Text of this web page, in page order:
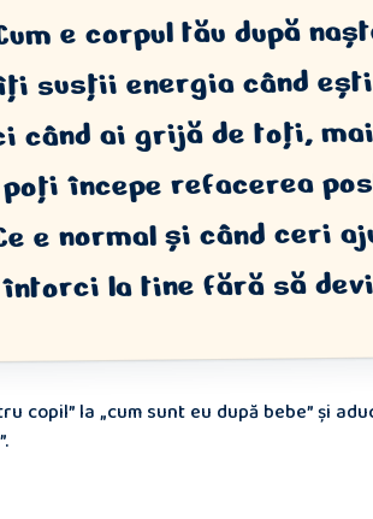
e corpul tău după
susții energia când
când ai grijă de toți,
poți începe refacerea
e normal și când ceri
întorci la tine fără să
copil” la „cum sunt eu după bebe” și